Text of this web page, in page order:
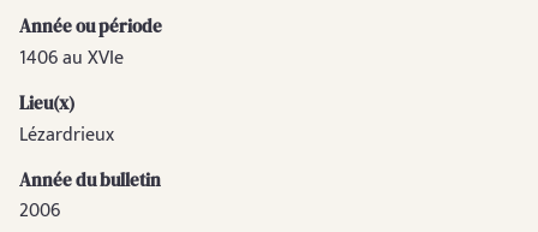
Année ou période
1406 au XVIe
Lieu(x)
Lézardrieux
Année du bulletin
2006